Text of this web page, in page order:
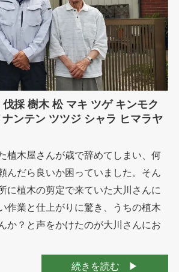
採 樹木 松 マキ ツゲ キンモク
ンテン ツツジ シャラ ヒマラヤ
植木屋さんが歳で辞めてしまい、何
んだら良いか困っていました。そん
に植木の剪定で来ていた大川さんに
作業と仕上がりに驚き、うちの植木
か？と声をかけたのが大川さんにお
続きを読む